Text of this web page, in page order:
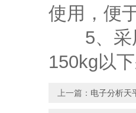
使用，便
5、采用
150kg以
上一篇： 电子分析天